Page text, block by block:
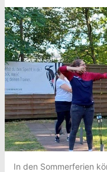
In den Sommerferien